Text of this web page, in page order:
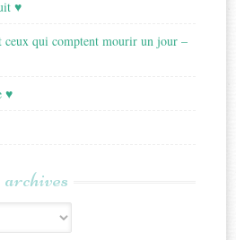
♥
qui comptent mourir un jour –
♥
archives